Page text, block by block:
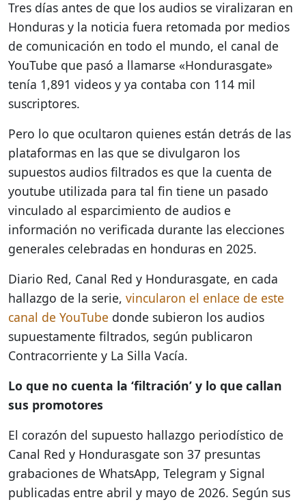
Tres días antes de que los audios se viralizaran en
Honduras y la noticia fuera retomada por medios
de comunicación en todo el mundo, el canal de
YouTube que pasó a llamarse «Hondurasgate»
tenía 1,891 videos y ya contaba con 114 mil
suscriptores.
Pero lo que ocultaron quienes están detrás de las
plataformas en las que se divulgaron los
supuestos audios filtrados es que la cuenta de
youtube utilizada para tal fin tiene un pasado
vinculado al esparcimiento de audios e
información no verificada durante las elecciones
generales celebradas en honduras en 2025.
Diario Red, Canal Red y Hondurasgate, en cada
hallazgo de la serie, vincularon el enlace de este
canal de YouTube donde subieron los audios
supuestamente filtrados, según publicaron
Contracorriente y La Silla Vacía.
Lo que no cuenta la ‘filtración’ y lo que callan
sus promotores
El corazón del supuesto hallazgo periodístico de
Canal Red y Hondurasgate son 37 presuntas
grabaciones de WhatsApp, Telegram y Signal
publicadas entre abril y mayo de 2026. Según sus